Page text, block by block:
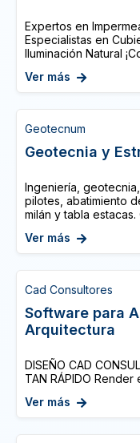
Expertos en
Especialistas en
Iluminación Natural
Ver más
Geotecnum
Geotecnia y
Ingeniería,
pilotes, abatimiento
milán y tabla
Ver más
Cad Consultores
Software para
Arquitectura
DISEÑO CAD
TAN RÁPIDO
Ver más